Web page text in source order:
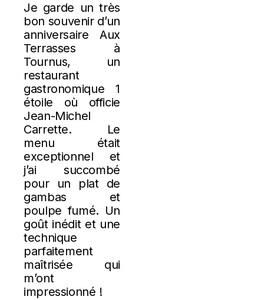
Je garde un très
bon souvenir d’un
anniversaire Aux
Terrasses à
Tournus, un
restaurant
gastronomique 1
étoile où officie
Jean-Michel
Carrette. Le
menu était
exceptionnel et
j’ai succombé
pour un plat de
gambas et
poulpe fumé. Un
goût inédit et une
technique
parfaitement
maîtrisée qui
m’ont
impressionné !